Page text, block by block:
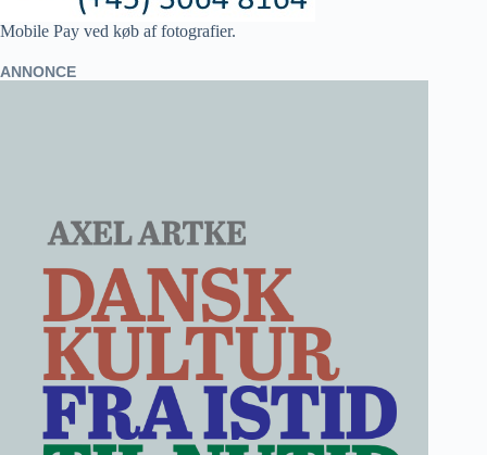
Mobile Pay ved køb af fotografier.
ANNONCE